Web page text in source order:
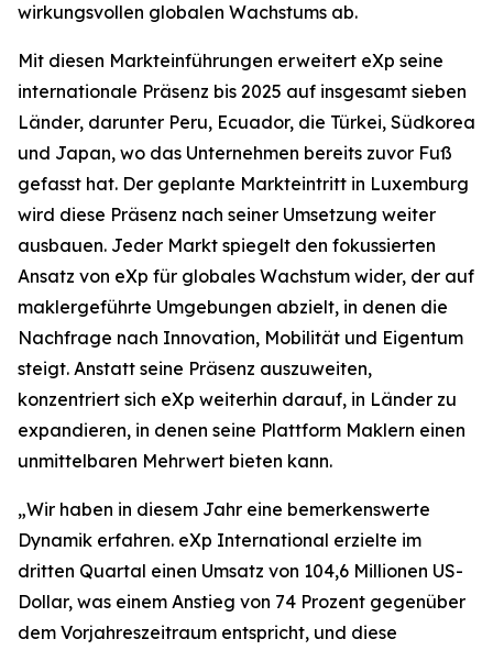
wirkungsvollen globalen Wachstums ab.
Mit diesen Markteinführungen erweitert eXp seine
internationale Präsenz bis 2025 auf insgesamt sieben
Länder, darunter Peru, Ecuador, die Türkei, Südkorea
und Japan, wo das Unternehmen bereits zuvor Fuß
gefasst hat. Der geplante Markteintritt in Luxemburg
wird diese Präsenz nach seiner Umsetzung weiter
ausbauen. Jeder Markt spiegelt den fokussierten
Ansatz von eXp für globales Wachstum wider, der auf
maklergeführte Umgebungen abzielt, in denen die
Nachfrage nach Innovation, Mobilität und Eigentum
steigt. Anstatt seine Präsenz auszuweiten,
konzentriert sich eXp weiterhin darauf, in Länder zu
expandieren, in denen seine Plattform Maklern einen
unmittelbaren Mehrwert bieten kann.
„Wir haben in diesem Jahr eine bemerkenswerte
Dynamik erfahren. eXp International erzielte im
dritten Quartal einen Umsatz von 104,6 Millionen US-
Dollar, was einem Anstieg von 74 Prozent gegenüber
dem Vorjahreszeitraum entspricht, und diese